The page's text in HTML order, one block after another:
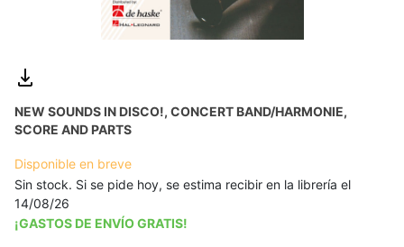
NEW SOUNDS IN DISCO!, CONCERT BAND/HARMONIE,
SCORE AND PARTS
Disponible en breve
Sin stock. Si se pide hoy, se estima recibir en la librería el
14/08/26
¡GASTOS DE ENVÍO GRATIS!